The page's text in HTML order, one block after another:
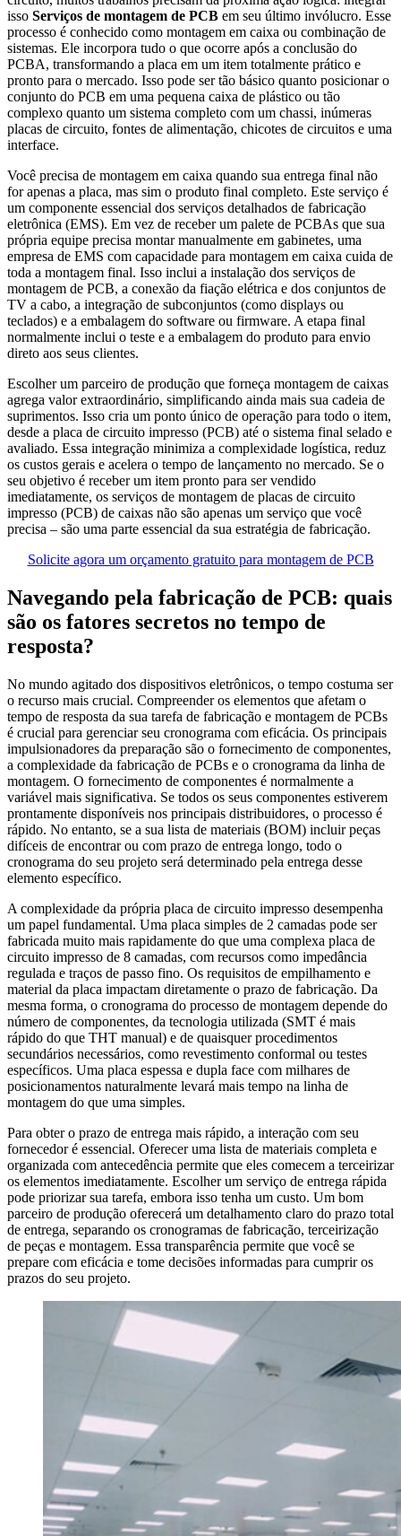
isso Serviços de montagem de PCB em seu último invólucro. Esse
processo é conhecido como montagem em caixa ou combinação de
sistemas. Ele incorpora tudo o que ocorre após a conclusão do
PCBA, transformando a placa em um item totalmente prático e
pronto para o mercado. Isso pode ser tão básico quanto posicionar o
conjunto do PCB em uma pequena caixa de plástico ou tão
complexo quanto um sistema completo com um chassi, inúmeras
placas de circuito, fontes de alimentação, chicotes de circuitos e uma
interface.
Você precisa de montagem em caixa quando sua entrega final não
for apenas a placa, mas sim o produto final completo. Este serviço é
um componente essencial dos serviços detalhados de fabricação
eletrônica (EMS). Em vez de receber um palete de PCBAs que sua
própria equipe precisa montar manualmente em gabinetes, uma
empresa de EMS com capacidade para montagem em caixa cuida de
toda a montagem final. Isso inclui a instalação dos serviços de
montagem de PCB, a conexão da fiação elétrica e dos conjuntos de
TV a cabo, a integração de subconjuntos (como displays ou
teclados) e a embalagem do software ou firmware. A etapa final
normalmente inclui o teste e a embalagem do produto para envio
direto aos seus clientes.
Escolher um parceiro de produção que forneça montagem de caixas
agrega valor extraordinário, simplificando ainda mais sua cadeia de
suprimentos. Isso cria um ponto único de operação para todo o item,
desde a placa de circuito impresso (PCB) até o sistema final selado e
avaliado. Essa integração minimiza a complexidade logística, reduz
os custos gerais e acelera o tempo de lançamento no mercado. Se o
seu objetivo é receber um item pronto para ser vendido
imediatamente, os serviços de montagem de placas de circuito
impresso (PCB) de caixas não são apenas um serviço que você
precisa – são uma parte essencial da sua estratégia de fabricação.
Solicite agora um orçamento gratuito para montagem de PCB
Navegando pela fabricação de PCB: quais
são os fatores secretos no tempo de
resposta?
No mundo agitado dos dispositivos eletrônicos, o tempo costuma ser
o recurso mais crucial. Compreender os elementos que afetam o
tempo de resposta da sua tarefa de fabricação e montagem de PCBs
é crucial para gerenciar seu cronograma com eficácia. Os principais
impulsionadores da preparação são o fornecimento de componentes,
a complexidade da fabricação de PCBs e o cronograma da linha de
montagem. O fornecimento de componentes é normalmente a
variável mais significativa. Se todos os seus componentes estiverem
prontamente disponíveis nos principais distribuidores, o processo é
rápido. No entanto, se a sua lista de materiais (BOM) incluir peças
difíceis de encontrar ou com prazo de entrega longo, todo o
cronograma do seu projeto será determinado pela entrega desse
elemento específico.
A complexidade da própria placa de circuito impresso desempenha
um papel fundamental. Uma placa simples de 2 camadas pode ser
fabricada muito mais rapidamente do que uma complexa placa de
circuito impresso de 8 camadas, com recursos como impedância
regulada e traços de passo fino. Os requisitos de empilhamento e
material da placa impactam diretamente o prazo de fabricação. Da
mesma forma, o cronograma do processo de montagem depende do
número de componentes, da tecnologia utilizada (SMT é mais
rápido do que THT manual) e de quaisquer procedimentos
secundários necessários, como revestimento conformal ou testes
específicos. Uma placa espessa e dupla face com milhares de
posicionamentos naturalmente levará mais tempo na linha de
montagem do que uma simples.
Para obter o prazo de entrega mais rápido, a interação com seu
fornecedor é essencial. Oferecer uma lista de materiais completa e
organizada com antecedência permite que eles comecem a terceirizar
os elementos imediatamente. Escolher um serviço de entrega rápida
pode priorizar sua tarefa, embora isso tenha um custo. Um bom
parceiro de produção oferecerá um detalhamento claro do prazo total
de entrega, separando os cronogramas de fabricação, terceirização
de peças e montagem. Essa transparência permite que você se
prepare com eficácia e tome decisões informadas para cumprir os
prazos do seu projeto.